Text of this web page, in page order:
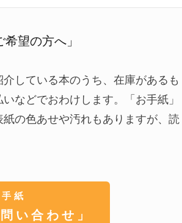
希望の方へ」
している本のうち、在庫があるも
などでおわけします。「お手紙」
の色あせや汚れもありますが、読
紙
い合わせ」